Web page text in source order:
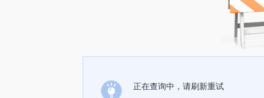
正在查询中，请刷新重试